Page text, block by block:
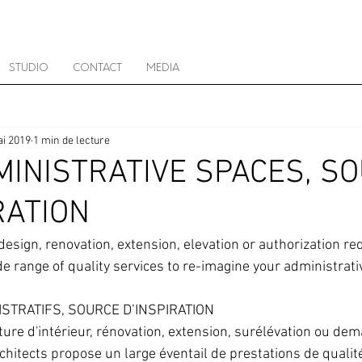
STUDIO CONTACT MEDIA
SPACES,
2019 1 min de lecture
renovation, extension, elevation or authorization
range of quality services to re-imagine your
SOURCE D’INSPIRATION
d'intérieur, rénovation, extension, surélévation ou
propose un large éventail de prestations de